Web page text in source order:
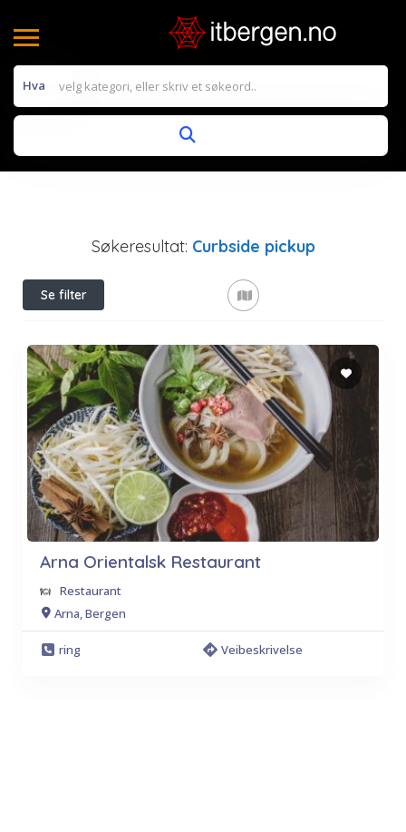
Hva
Søkeresultat: Curbside pickup
Se filter
Arna Orientalsk Restaurant
Restaurant
Arna, Bergen
ring Veibeskrivelse